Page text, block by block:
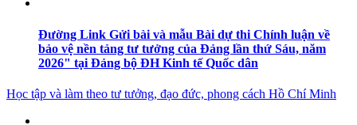
Đường Link Gửi bài và mẫu Bài dự thi Chính luận về
bảo vệ nền tảng tư tưởng của Đảng lần thứ Sáu, năm
2026" tại Đảng bộ ĐH Kinh tế Quốc dân
Học tập và làm theo tư tưởng, đạo đức, phong cách Hồ Chí Minh